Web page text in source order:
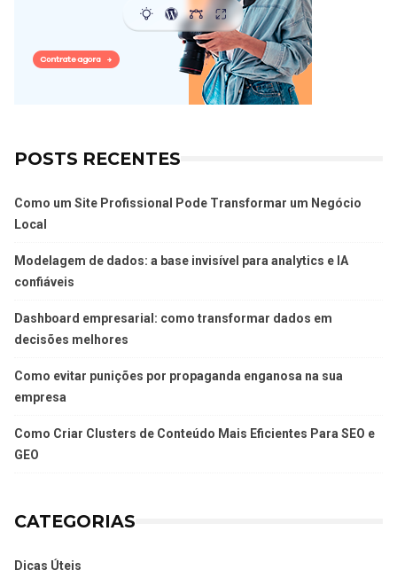
POSTS RECENTES
Como um Site Profissional Pode Transformar um Negócio
Local
Modelagem de dados: a base invisível para analytics e IA
confiáveis
Dashboard empresarial: como transformar dados em
decisões melhores
Como evitar punições por propaganda enganosa na sua
empresa
Como Criar Clusters de Conteúdo Mais Eficientes Para SEO e
GEO
CATEGORIAS
Dicas Úteis